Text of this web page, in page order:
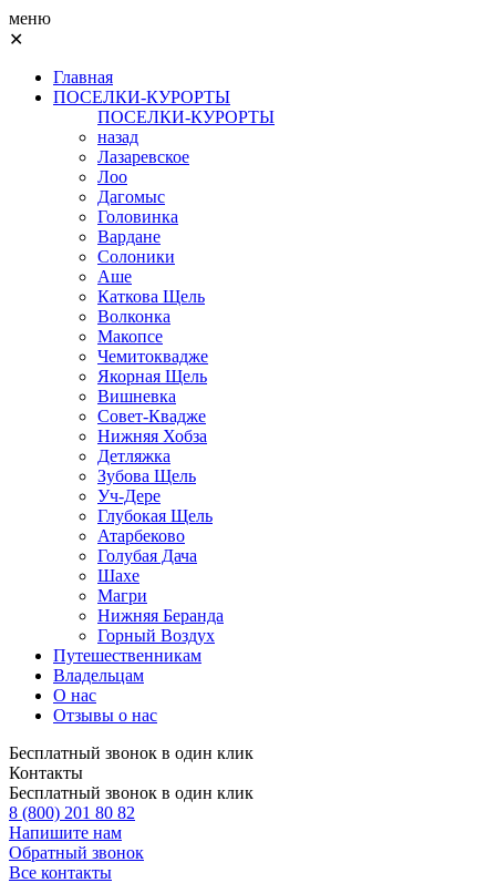
меню
✕
Главная
ПОСЕЛКИ-КУРОРТЫ
ПОСЕЛКИ-КУРОРТЫ
назад
Лазаревское
Лоо
Дагомыс
Головинка
Вардане
Солоники
Аше
Каткова Щель
Волконка
Макопсе
Чемитоквадже
Якорная Щель
Вишневка
Совет-Квадже
Нижняя Хобза
Детляжка
Зубова Щель
Уч-Дере
Глубокая Щель
Атарбеково
Голубая Дача
Шахе
Магри
Нижняя Беранда
Горный Воздух
Путешественникам
Владельцам
О нас
Отзывы о нас
Бесплатный звонок в один клик
Контакты
Бесплатный звонок в один клик
8 (800) 201 80 82
Напишите нам
Обратный звонок
Все контакты